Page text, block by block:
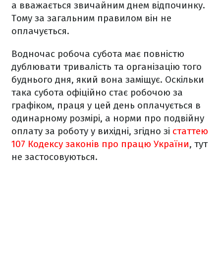
а вважається звичайним днем відпочинку.
Тому за загальним правилом він не
оплачується.
Водночас робоча субота має повністю
дублювати тривалість та організацію того
буднього дня, який вона заміщує. Оскільки
така субота офіційно стає робочою за
графіком, праця у цей день оплачується в
одинарному розмірі, а норми про подвійну
оплату за роботу у вихідні, згідно зі статтею
107 Кодексу законів про працю України, тут
не застосовуються.